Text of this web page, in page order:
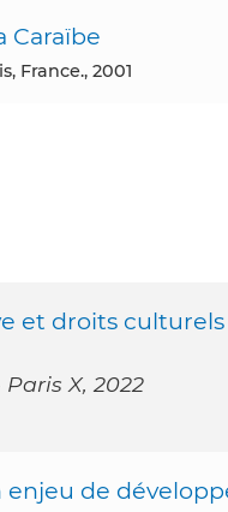
Caraïbe
France., 2001
et droits
X, 2022
de